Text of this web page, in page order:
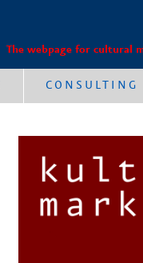
The webpage for cultural
CONSULTING